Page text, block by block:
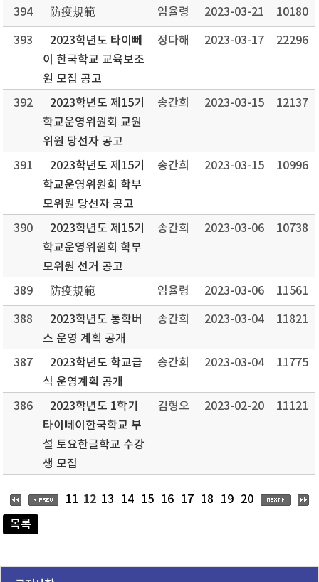
394 防疫規範 임율령 2023-03-21 10180
393
2023학년도 타이뻬
이 한국학교 교육보조
원 모집 공고
정다해 2023-03-17 22296
392
2023학년도 제15기
학교운영위원회 교원
위원 당선자 공고
송간희 2023-03-15 12137
391
2023학년도 제15기
학교운영위원회 학부
모위원 당선자 공고
송간희 2023-03-15 10996
390
2023학년도 제15기
학교운영위원회 학부
모위원 선거 공고
송간희 2023-03-06 10738
389 防疫規範 임율령 2023-03-06 11561
388
2023학년도 통학버
스 운영 계획 공개
송간희 2023-03-04 11821
387
2023학년도 학교급
식 운영계획 공개
송간희 2023-03-04 11775
386
2023학년도 1학기
타이뻬이한국학교 부
설 토요한글학교 수강
생 모집
김형오 2023-02-20 11121
11 12 13 14 15 16 17 18 19
20
목록